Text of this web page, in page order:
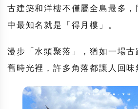
古建築和洋樓不僅屬全島最多
中最知名就是「得月樓 」。
漫步「水頭聚落 」，猶如一場
舊時光裡，許多角落都讓人回味